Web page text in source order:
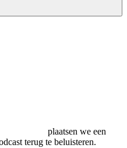
plaatsen we een
terug te beluisteren.